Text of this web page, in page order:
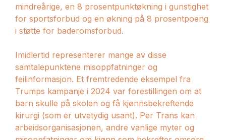
mindreårige, en 8 prosentpunktøkning i gunstighet
for sportsforbud og en økning på 8 prosentpoeng
i støtte for baderomsforbud.
Imidlertid representerer mange av disse
samtalepunktene misoppfatninger og
feilinformasjon. Et fremtredende eksempel fra
Trumps kampanje i 2024 var forestillingen om at
barn skulle på skolen og få kjønnsbekreftende
kirurgi (som er utvetydig usant). Per Trans kan
arbeidsorganisasjonen, andre vanlige myter og